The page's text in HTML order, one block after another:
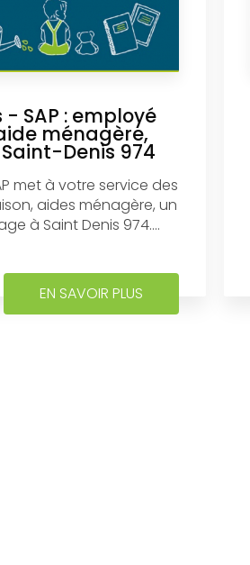
- SAP : employé
ménagère,
Denis 974
met à votre service des
aides ménagère, un
à Saint Denis 974....
EN SAVOIR PLUS